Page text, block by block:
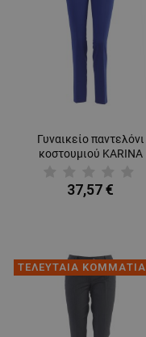
Γυναικείο παντελόνι
κοστουμιού KARINA
37,57 €
ΤΕΛΕΥΤΑΙΑ ΚΟΜΜΑΤΙΑ